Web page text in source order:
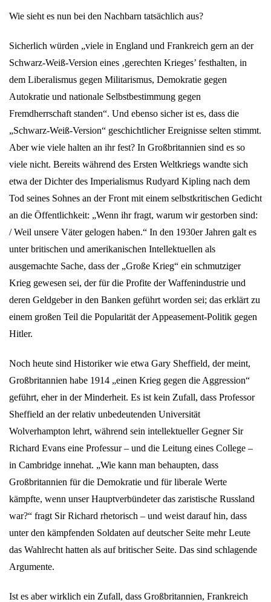
Wie sieht es nun bei den Nachbarn tatsächlich aus?
Sicherlich würden „viele in England und Frankreich gern an der
Schwarz-Weiß-Version eines ‚gerechten Krieges’ festhalten, in
dem Liberalismus gegen Militarismus, Demokratie gegen
Autokratie und nationale Selbstbestimmung gegen
Fremdherrschaft standen“. Und ebenso sicher ist es, dass die
„Schwarz-Weiß-Version“ geschichtlicher Ereignisse selten stimmt.
Aber wie viele halten an ihr fest? In Großbritannien sind es so
viele nicht. Bereits während des Ersten Weltkriegs wandte sich
etwa der Dichter des Imperialismus Rudyard Kipling nach dem
Tod seines Sohnes an der Front mit einem selbstkritischen Gedicht
an die Öffentlichkeit: „Wenn ihr fragt, warum wir gestorben sind:
/ Weil unsere Väter gelogen haben.“ In den 1930er Jahren galt es
unter britischen und amerikanischen Intellektuellen als
ausgemachte Sache, dass der „Große Krieg“ ein schmutziger
Krieg gewesen sei, der für die Profite der Waffenindustrie und
deren Geldgeber in den Banken geführt worden sei; das erklärt zu
einem großen Teil die Popularität der Appeasement-Politik gegen
Hitler.
Noch heute sind Historiker wie etwa Gary Sheffield, der meint,
Großbritannien habe 1914 „einen Krieg gegen die Aggression“
geführt, eher in der Minderheit. Es ist kein Zufall, dass Professor
Sheffield an der relativ unbedeutenden Universität
Wolverhampton lehrt, während sein intellektueller Gegner Sir
Richard Evans eine Professur – und die Leitung eines College –
in Cambridge innehat. „Wie kann man behaupten, dass
Großbritannien für die Demokratie und für liberale Werte
kämpfte, wenn unser Hauptverbündeter das zaristische Russland
war?“ fragt Sir Richard rhetorisch – und weist darauf hin, dass
unter den kämpfenden Soldaten auf deutscher Seite mehr Leute
das Wahlrecht hatten als auf britischer Seite. Das sind schlagende
Argumente.
Ist es aber wirklich ein Zufall, dass Großbritannien, Frankreich